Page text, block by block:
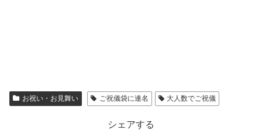
お祝い・お見舞い ご祝儀袋に連名 大人数でご祝儀
シェアする